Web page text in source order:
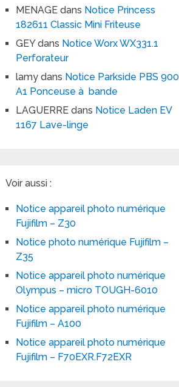
MENAGE dans Notice Princess
182611 Classic Mini Friteuse
GEYdans Notice Worx WX331.1
Perforateur
lamy dans Notice Parkside PBS 900
A1 Ponceuse à bande
LAGUERRE dans Notice Laden EV
1167 Lave-linge
Voir aussi :
Notice appareil photo numérique
Fujifilm – Z30
Notice photo numérique Fujifilm –
Z35
Notice appareil photo numérique
Olympus – micro TOUGH-6010
Notice appareil photo numérique
Fujifilm – A100
Notice appareil photo numérique
Fujifilm – F70EXR.F72EXR